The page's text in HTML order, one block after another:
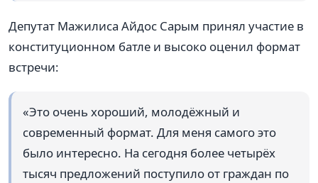
Депутат Мажилиса Айдос Сарым принял участие в
конституционном батле и высоко оценил формат
встречи:
«Это очень хороший, молодёжный и
современный формат. Для меня самого это
было интересно. На сегодня более четырёх
тысяч предложений поступило от граждан по